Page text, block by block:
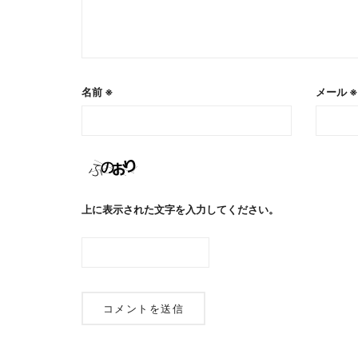
名前 ※ メール※
上に表示された文字を入力してください。